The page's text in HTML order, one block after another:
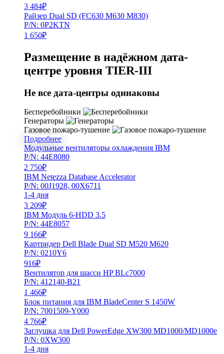
3 484₽
Райзер Dual SD (FC630 M630 M830)
P/N: 0P2KTN
1 650₽
Размещение в надёжном дата-
центре уровня TIER-III
Не все дата-центры одинаковы
Бесперебойники
Генераторы
Газовое пожаро-тушение
Подробнее
Модульные вентиляторы охлаждения IBM
P/N: 44E8080
2 750₽
IBM Netezza Database Accelerator
P/N: 00J1928, 00X6711
1-4 дня
3 209₽
IBM Модуль 6-HDD 3.5
P/N: 44E8057
9 166₽
Картридер Dell Blade Dual SD M520 M620
P/N: 0210Y6
916₽
Вентилятор для шасси HP BLc7000
P/N: 412140-B21
1 466₽
Блок питания для IBM BladeCenter S 1450W
P/N: 7001509-Y000
4 766₽
Заглушка для Dell PowerEdge XW300 MD1000/MD1000e
P/N: 0XW300
1-4 дня